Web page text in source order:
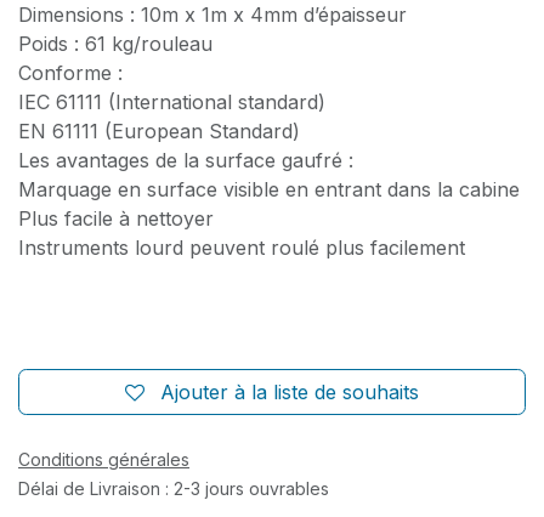
Dimensions : 10m x 1m x 4mm d’épaisseur
Poids : 61 kg/rouleau
Conforme :
IEC 61111 (International standard)
EN 61111 (European Standard)
Les avantages de la surface gaufré :
Marquage en surface visible en entrant dans la cabine
Plus facile à nettoyer
Instruments lourd peuvent roulé plus facilement
Ajouter à la liste de souhaits
Conditions générales
Délai de Livraison : 2-3 jours ouvrables